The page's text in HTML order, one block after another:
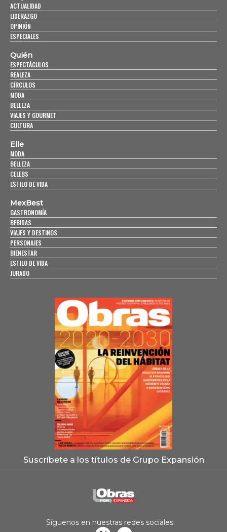
ACTUALIDAD
LIDERAZGO
OPINIÓN
ESPECIALES
Quién
ESPECTÁCULOS
REALEZA
CÍRCULOS
MODA
BELLEZA
VIAJES Y GOURMET
CULTURA
Elle
MODA
BELLEZA
CELEBS
ESTILO DE VIDA
MexBest
GASTRONOMÍA
BEBIDAS
VIAJES Y DESTINOS
PERSONAJES
BIENESTAR
ESTILO DE VIDA
JURADO
Suscríbete a los títulos de Grupo Expansión
Síguenos en nuestras redes sociales: